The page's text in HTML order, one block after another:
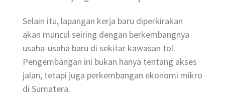
Selain itu, lapangan kerja baru diperkirakan
akan muncul seiring dengan berkembangnya
usaha-usaha baru di sekitar kawasan tol.
Pengembangan ini bukan hanya tentang akses
jalan, tetapi juga perkembangan ekonomi mikro
di Sumatera.